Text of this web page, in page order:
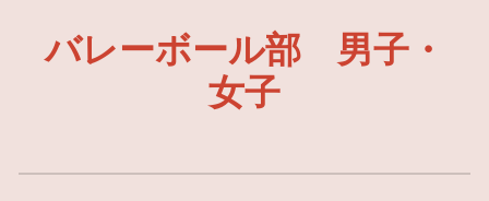
バレーボール部 男子・
女子